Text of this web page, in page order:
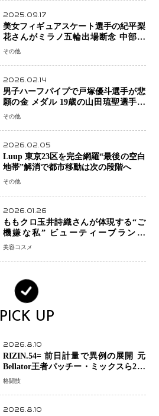
2025.09.17
美女フィギュアスケート選手の紀平梨
花さんがミラノ五輪出場断念 中部選
手権欠場を発表「安全最優先の判断」
その他
2026.02.14
男子ハーフパイプで戸塚優斗選手が悲
願の金 メダル 19歳の山田琉聖選手が
銅、日本勢W表彰台 平野歩夢は7位
その他
2026.02.05
Luup 東京23区を完全網羅“最後の空白
地帯”解消で都市移動は次の段階へ
その他
2026.01.26
ももクロ玉井詩織さんが体現する“ご
機嫌な私” ビューティーブランド
「iYON」が描く新しいスキンケア体
美容コスメ
PICK UP
2026.8.10
RIZIN.54= 前日計量で異例の展開 元
Bellator王者パッチー・ミックスら2人
が体重超過…秋元強真―クレベルは両
格闘技
2026.8.10